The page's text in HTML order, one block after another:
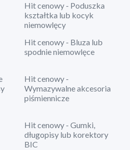
Hit cenowy - Poduszka
kształtka lub kocyk
niemowlęcy
Hit cenowy - Bluza lub
spodnie niemowlęce
Hit cenowy -
Wymazywalne akcesoria
piśmiennicze
Hit cenowy - Gumki,
długopisy lub korektory
BIC